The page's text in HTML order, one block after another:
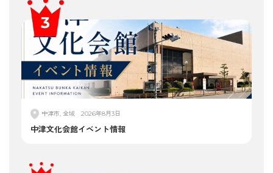
中津市, 全域 2026年8月3日
中津文化会館イベント情報